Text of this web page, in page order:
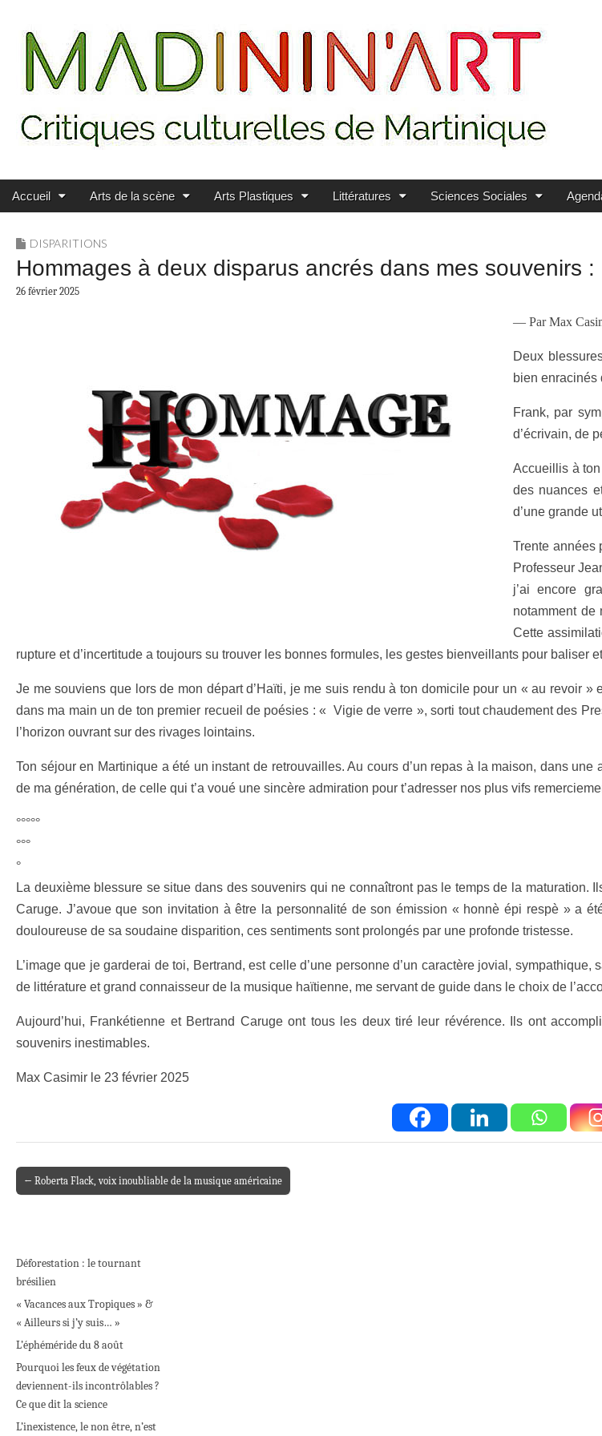
MADININ'ART
Main menu
Skip to content
Accueil Arts de la scène Arts Plastiques Littératures Sciences Sociales
DISPARITIONS
Hommages à deux disparus ancrés dans mes souvenirs
26 février 2025
— Par Max
Deux
bien enracinés
Frank, par
d’écrivain, de
Accueillis à
des nuances
d’une grande
Trente années
Professeur
j’ai encore
notamment
Cette
rupture et d’incertitude a toujours su trouver les bonnes formules, les gestes bienveillants pour baliser
Je me souviens que lors de mon départ d’Haïti, je me suis rendu à ton domicile pour un « au revoir
dans ma main un de ton premier recueil de poésies : « Vigie de verre », sorti tout chaudement des
l’horizon ouvrant sur des rivages lointains.
Ton séjour en Martinique a été un instant de retrouvailles. Au cours d’un repas à la maison, dans
de ma génération, de celle qui t’a voué une sincère admiration pour t’adresser nos plus vifs
°°°°°
°°°
°
La deuxième blessure se situe dans des souvenirs qui ne connaîtront pas le temps de la
Caruge. J’avoue que son invitation à être la personnalité de son émission « honnè épi respè » a
douloureuse de sa soudaine disparition, ces sentiments sont prolongés par une profonde tristesse.
L’image que je garderai de toi, Bertrand, est celle d’une personne d’un caractère jovial,
de littérature et grand connaisseur de la musique haïtienne, me servant de guide dans le choix de
Aujourd’hui, Frankétienne et Bertrand Caruge ont tous les deux tiré leur révérence. Ils ont
souvenirs inestimables.
Max Casimir le 23 février 2025
Post navigation
← Roberta Flack, voix inoubliable de la musique américaine
Déforestation : le tournant
brésilien
« Vacances aux Tropiques » &
« Ailleurs si j’y suis… »
L’éphéméride du 8 août
Pourquoi les feux de végétation
deviennent-ils incontrôlables ?
Ce que dit la science
L’inexistence, le non être, n’est